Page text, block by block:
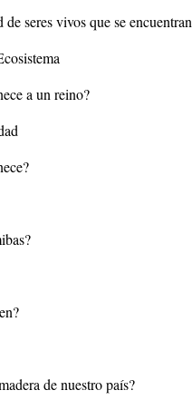
seres vivos que se
a un reino?
de nuestro país?